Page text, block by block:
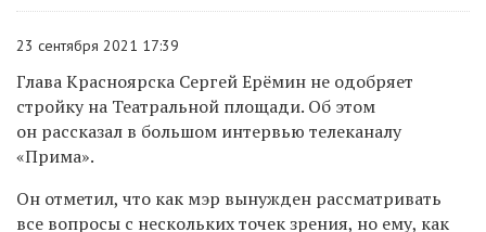
23 сентября 2021 17:39
Глава Красноярска Сергей Ерёмин не одобряет
стройку на Театральной площади. Об этом
он рассказал в большом интервью телеканалу
«Прима».
Он отметил, что как мэр вынужден рассматривать
все вопросы с нескольких точек зрения, но ему, как